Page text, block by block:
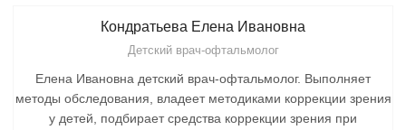
Кондратьева Елена Ивановна
Детский врач-офтальмолог
Елена Ивановна детский врач-офтальмолог. Выполняет
методы обследования, владеет методиками коррекции зрения
у детей, подбирает средства коррекции зрения при